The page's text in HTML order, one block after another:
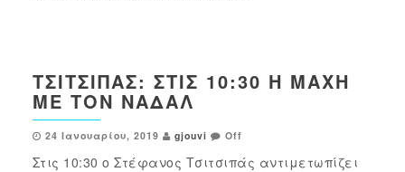
ΤΣΙΤΣΙΠΆΣ: ΣΤΙΣ 10:30 Η ΜΆΧΗ
ΜΕ ΤΟΝ ΝΑΔΆΛ
24 Ιανουαρίου, 2019 gjouvi Off
Στις 10:30 ο Στέφανος Τσιτσιπάς αντιμετωπίζει